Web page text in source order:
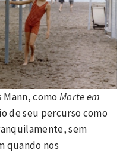
como Morte em
de seu percurso como
sem
quando nos